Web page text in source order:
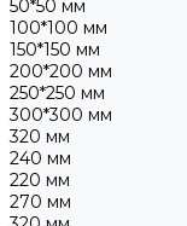
50*50 мм
100*100 мм
150*150 мм
200*200 мм
250*250 мм
300*300 мм
320 мм
240 мм
220 мм
270 мм